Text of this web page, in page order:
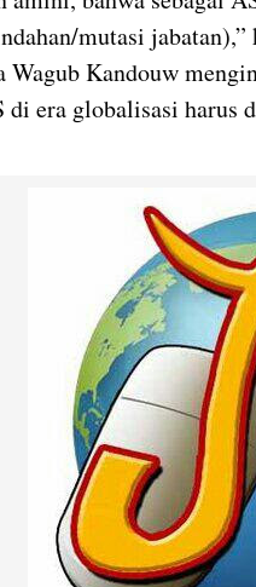
mutasi jabatan),”
Wagub Kandouw
di era globalisasi harus